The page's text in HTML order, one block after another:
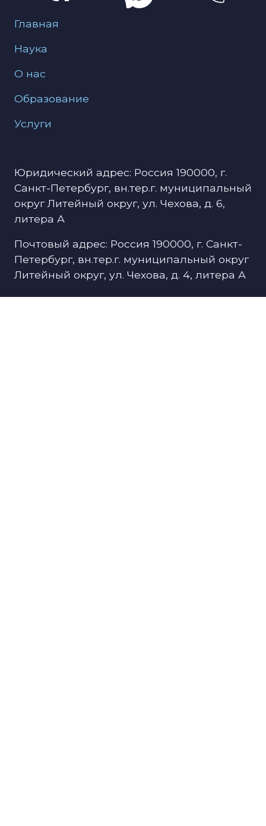
Меню для подвала
Главная
Наука
О нас
Образование
Услуги
Юридический адрес: Россия 190000, г.
Санкт-Петербург, вн.тер.г. муниципальный
округ Литейный округ, ул. Чехова, д. 6,
литера А
Почтовый адрес: Россия 190000, г. Санкт-
Петербург, вн.тер.г. муниципальный округ
Литейный округ, ул. Чехова, д. 4, литера А